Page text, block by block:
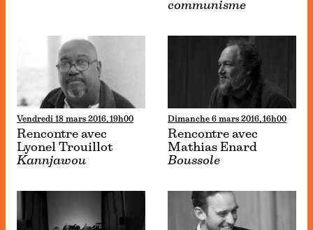
communisme
Vendredi 18 mars 2016, 19h00
Rencontre avec
Lyonel Trouillot
Kannjawou
Dimanche 6 mars 2016, 16h00
Rencontre avec
Mathias Enard
Boussole